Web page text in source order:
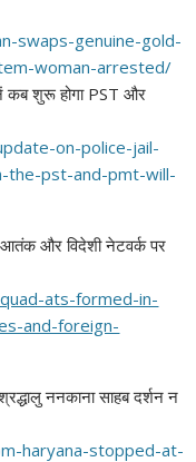
swaps-genuine-gold-
woman-arrested/
कब शुरू होगा PST और
on-police-jail-
the-pst-and-pmt-will-
आतंक और विदेशी नेटवर्क पर
ats-formed-in-
and-foreign-
ननकाना साहब दर्शन न
haryana-stopped-at-